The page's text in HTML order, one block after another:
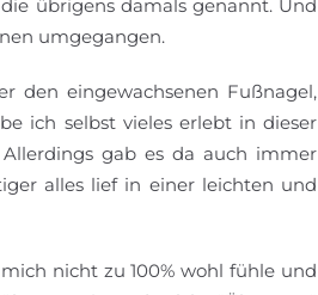
übrigens damals genannt. Und
umgegangen.
den eingewachsenen Fußnagel,
ich selbst vieles erlebt in dieser
Allerdings gab es da auch immer
alles lief in einer leichten und
nicht zu 100% wohl fühle und